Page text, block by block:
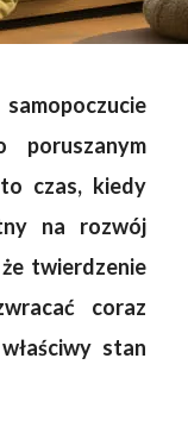
czas, kiedy
na rozwój
twierdzenie
coraz
stan